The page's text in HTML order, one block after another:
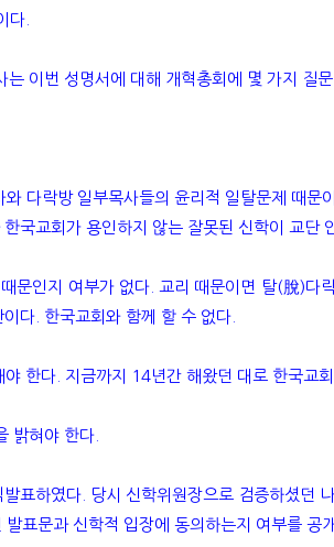
다.
이번 성명서에 대해 개혁총회에 몇 가지 질문
다락방 일부목사들의 윤리적 일탈문제 때
국교회가 용인하지 않는 잘못된 신학이 교단
문인지 여부가 없다. 교리 때문이면 탈(脫)
다. 한국교회와 함께 할 수 없다.
한다. 지금까지 14년간 해왔던 대로 한국교
밝혀야 한다.
하였다. 당시 신학위원장으로 검증하셨던
표문과 신학적 입장에 동의하는지 여부를 공